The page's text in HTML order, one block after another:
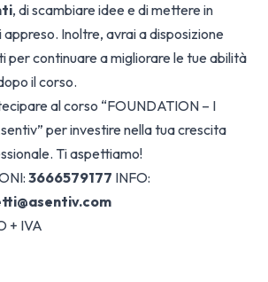
, di scambiare idee e di mettere in
Inoltre, avrai a disposizione
per continuare a migliorare le tue abilità
il corso.
al corso “FOUNDATION – I
per investire nella tua crescita
Ti aspettiamo!
3666579177 INFO:
+ IVA